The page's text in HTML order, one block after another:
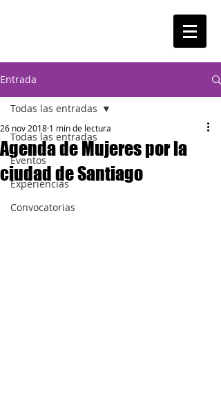
Entrada
Todas las entradas
Eventos
Experiencias
Convocatorias
Todas las entradas
Agenda de Mujeres por la
ciudad de Santiago
26 nov 2018 1 min de lectura